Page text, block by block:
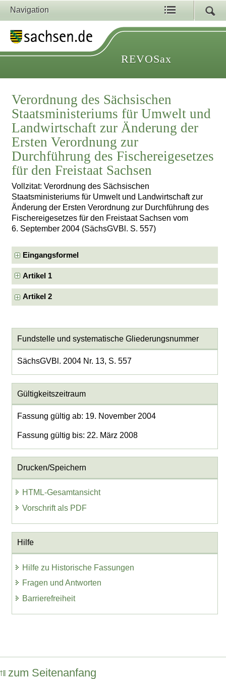
Navigation
REVOSax
Verordnung des Sächsischen
Staatsministeriums für Umwelt und
Landwirtschaft zur Änderung der
Ersten Verordnung zur
Durchführung des Fischereigesetzes
für den Freistaat Sachsen
Vollzitat: Verordnung des Sächsischen
Staatsministeriums für Umwelt und Landwirtschaft zur
Änderung der Ersten Verordnung zur Durchführung des
Fischereigesetzes für den Freistaat Sachsen vom
6. September 2004 (SächsGVBl. S. 557)
Eingangsformel
Artikel 1
Artikel 2
Fundstelle und systematische Gliederungsnummer
SächsGVBl. 2004 Nr. 13, S. 557
Gültigkeitszeitraum
Fassung gültig ab: 19. November 2004
Fassung gültig bis: 22. März 2008
Drucken/Speichern
HTML-Gesamtansicht
Vorschrift als PDF
Hilfe
Hilfe zu Historische Fassungen
Fragen und Antworten
Barrierefreiheit
zum Seitenanfang